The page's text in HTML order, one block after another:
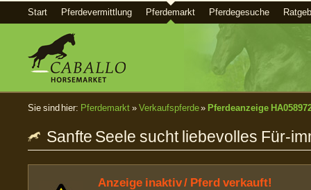
Start Pferdevermittlung Pferdemarkt Pferdegesuche
Sie sind hier: Pferdemarkt » Verkaufspferde» Pferdeanzeige
Sanfte Seele sucht liebevolles Für-
Anzeige inaktiv / Pferd verkauft!